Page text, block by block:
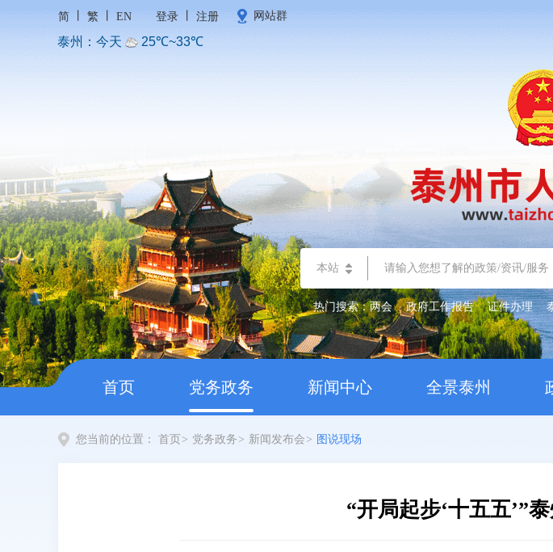
简 繁 EN 登录 注册 网站群
本站
热门搜索：两会 政府工作报告 证件办理
首页 党务政务 新闻中心 全景泰州
您当前的位置： 首页 > 党务政务 > 新闻发布会 > 图说现场
“开局起步‘十五五’”